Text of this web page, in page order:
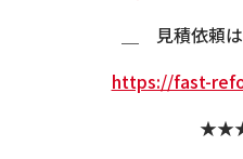
＿ 見積依頼
https://fast-